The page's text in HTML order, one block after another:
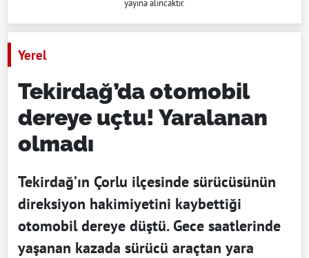
yayına alıncaktır.
Yerel
Tekirdağ’da otomobil
dereye uçtu! Yaralanan
olmadı
Tekirdağ’ın Çorlu ilçesinde sürücüsünün
direksiyon hakimiyetini kaybettiği
otomobil dereye düştü. Gece saatlerinde
yaşanan kazada sürücü araçtan yara